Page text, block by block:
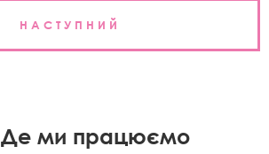
НАСТУПНИЙ
Де ми працюємо